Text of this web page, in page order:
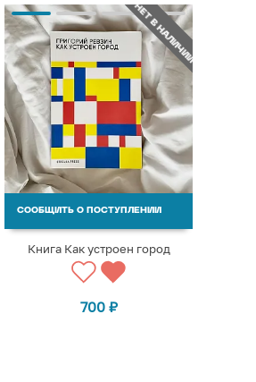
НЕТ В НАЛИЧИИ
СООБЩИТЬ О ПОСТУПЛЕНИИ
Книга Как устроен город
700 ₽